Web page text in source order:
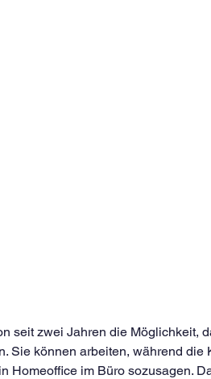
seit zwei Jahren die Möglichkeit,
Sie können arbeiten, während
Homeoffice im Büro sozusagen.